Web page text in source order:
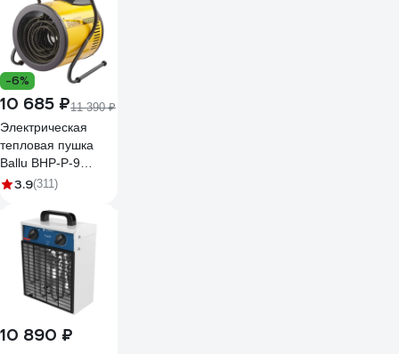
-6%
10 685 ₽11 390 ₽
Электрическая
тепловая пушка
Ballu BHP-P-9
НС-1035082
3.9(311)
10 890 ₽